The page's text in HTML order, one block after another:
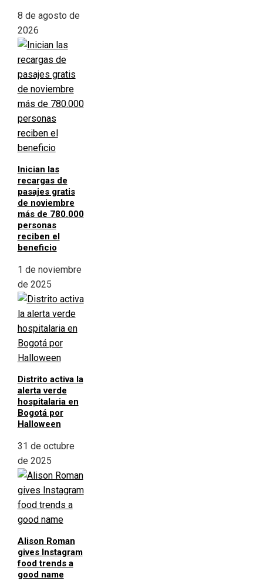
8 de agosto de
2026
Inician las
recargas de
pasajes gratis
de noviembre
más de 780.000
personas
reciben el
beneficio
1 de noviembre
de 2025
Distrito activa la
alerta verde
hospitalaria en
Bogotá por
Halloween
31 de octubre
de 2025
Alison Roman
gives Instagram
food trends a
good name